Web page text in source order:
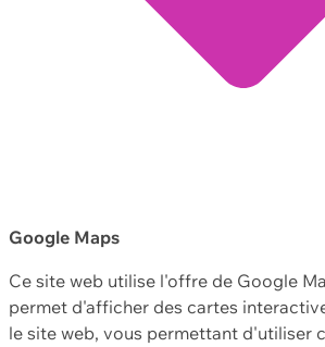
Google Maps
Ce site web utilise l'offre de Google
permet d'afficher des cartes
le site web, vous permettant d'utiliser